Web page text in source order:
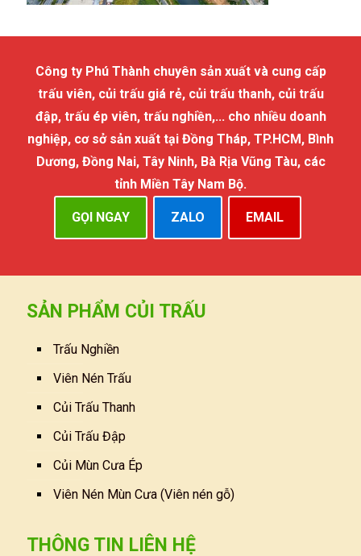
Công ty Phú Thành chuyên sản xuất và cung cấp
trấu viên, củi trấu giá rẻ, củi trấu thanh, củi trấu
đập, trấu ép viên, trấu nghiền,... cho nhiều doanh
nghiệp, cơ sở sản xuất tại Đồng Tháp, TP.HCM, Bình
Dương, Đồng Nai, Tây Ninh, Bà Rịa Vũng Tàu, các
tỉnh Miền Tây Nam Bộ.
GỌI NGAY ZALO EMAIL
SẢN PHẨM CỦI TRẤU
Trấu Nghiền
Viên Nén Trấu
Củi Trấu Thanh
Củi Trấu Đập
Củi Mùn Cưa Ép
Viên Nén Mùn Cưa (Viên nén gỗ)
THÔNG TIN LIÊN HỆ